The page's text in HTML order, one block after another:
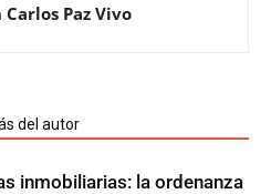
Paz Vivo
del autor
inmobiliarias: la ordenanza